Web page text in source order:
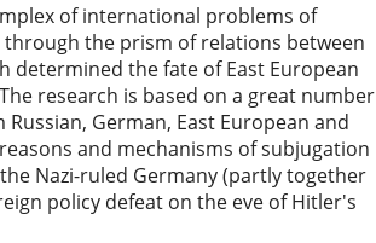
of inter­national problems of
through the prism of relations between
determined the fate of East European
research is based on a great number
German, East European and
and mechanisms of subjugation
Nazi-ruled Germany (partly together
policy defeat on the eve of Hitler's